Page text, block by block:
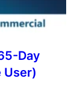
Day
User)